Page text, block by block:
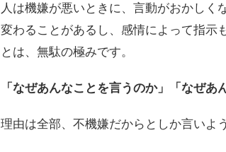
人は機嫌が悪いときに、言動がおかしく
変わることがあるし、感情によって指示
とは、無駄の極みです。
「なぜあんなことを言うのか」「なぜあ
理由は全部、不機嫌だからとしか言いよ